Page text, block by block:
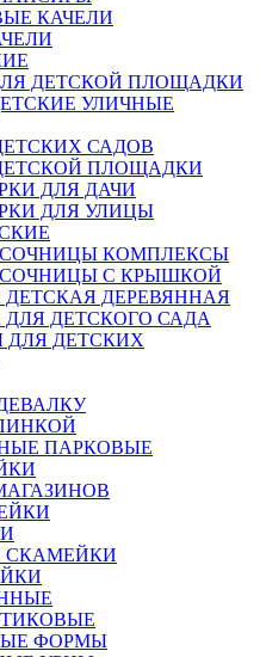
КАЧЕЛИ
ДЕТСКОЙ ПЛОЩАДКИ
УЛИЧНЫЕ
САДОВ
ПЛОЩАДКИ
ДЛЯ ДАЧИ
ДЛЯ УЛИЦЫ
КОМПЛЕКСЫ
С КРЫШКОЙ
ДЕРЕВЯННАЯ
ДЕТСКОГО САДА
ДЕТСКИХ
ПАРКОВЫЕ
СКАМЕЙКИ
ФОРМЫ